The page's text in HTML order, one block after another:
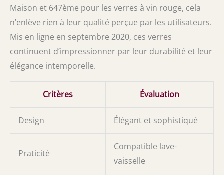
Maison et 647ème pour les verres à vin rouge, cela
n’enlève rien à leur qualité perçue par les utilisateurs.
Mis en ligne en septembre 2020, ces verres
continuent d’impressionner par leur durabilité et leur
élégance intemporelle.
Critères Évaluation
Design Élégant et sophistiqué
Praticité
Compatible lave-
vaisselle